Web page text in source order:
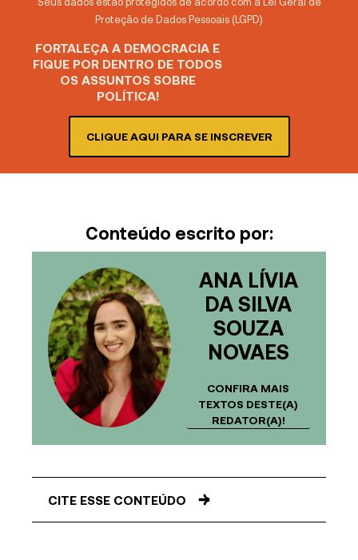
Proteção de Dados Pessoais (LGPD)
FORTALEÇA A DEMOCRACIA E
FIQUE POR DENTRO DE TODOS
OS ASSUNTOS SOBRE
POLÍTICA!
CLIQUE AQUI PARA SE INSCREVER
Conteúdo escrito por:
ANA LÍVIA
DA SILVA
SOUZA
NOVAES
CONFIRA MAIS
TEXTOS DESTE(A)
REDATOR(A)!
CITE ESSE CONTEÚDO